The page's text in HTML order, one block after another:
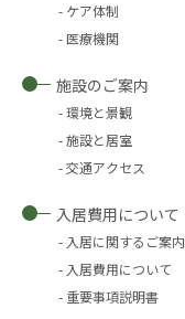
ケア体制
医療機関
施設のご案内
環境と景観
施設と居室
交通アクセス
入居費用について
入居に関するご案内
入居費用について
重要事項説明書